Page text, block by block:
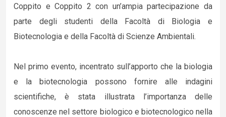
Coppito e Coppito 2 con un’ampia partecipazione da
parte degli studenti della Facoltà di Biologia e
Biotecnologia e della Facoltà di Scienze Ambientali.
Nel primo evento, incentrato sull’apporto che la biologia
e la biotecnologia possono fornire alle indagini
scientifiche, è stata illustrata l’importanza delle
conoscenze nel settore biologico e biotecnologico nella